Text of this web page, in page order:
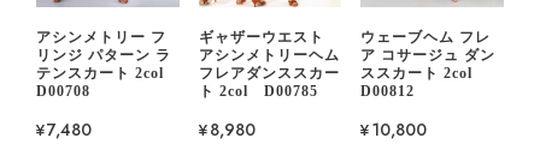
アシンメトリー フ
リンジ パターン ラ
テンスカート 2col
D00708
¥7,480
ギャザーウエスト
アシンメトリーヘム
フレアダンススカー
ト 2col D00785
¥8,980
ウェーブヘム フレ
ア コサージュ ダン
ススカート 2col
D00812
¥10,800